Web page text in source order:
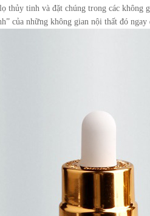
tinh và đặt chúng trong các không
của những không gian nội thất đó ngay